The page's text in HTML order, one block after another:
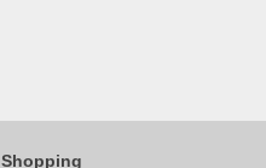
Shopping